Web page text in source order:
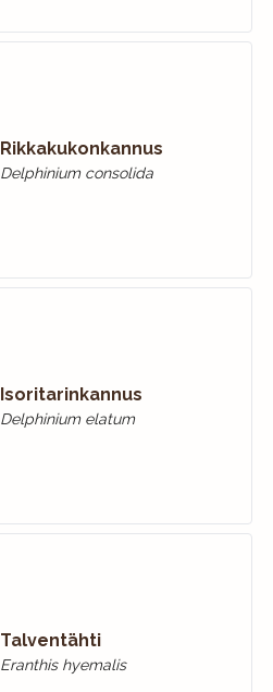
Rikkakukonkannus
Delphinium consolida
Isoritarinkannus
Delphinium elatum
Talventähti
Eranthis hyemalis